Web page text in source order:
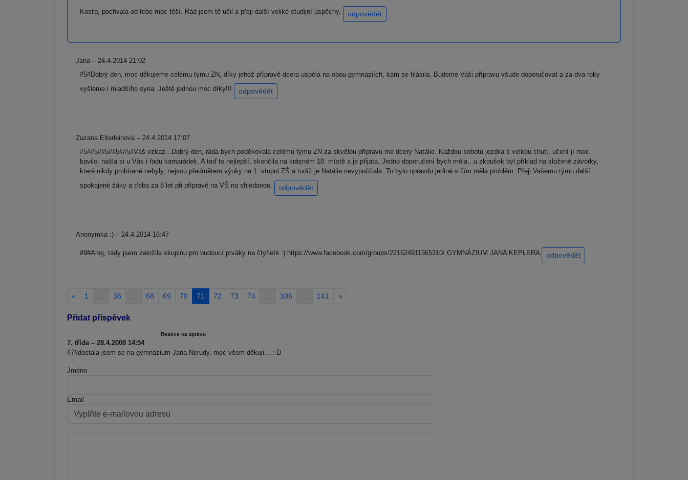
Kosťo, pochvala od tebe moc těší. Rád jsem tě učil a přeji další veliké studijní úspěchy. odpovědět
Jana – 24.4.2014 21:02
#5#Dobrý den, moc děkujeme celému týmu ZN, díky jehož přípravě dcera uspěla na obou gymnáziích, kam se hlásila. Budeme Vaši přípravu všude doporučovat a za dva roky
vyšleme i mladšího syna. Ještě jednou moc díky!!!
odpovědět
Zuzana Elterleinová – 24.4.2014 17:07
#5##5##5##5##5#Váš vzkaz...Dobrý den, ráda bych poděkovala celému týmu ZN za skvělou přípravu mé dcery Natálie. Každou sobotu jezdila s velkou chutí, učení jí moc
bavilo, našla si u Vás i řadu kamarádek. A teď to nejlepší, skončila na krásném 10. místě a je přijata. Jedno doporučení bych měla...u zkoušek byl příklad na složené závorky,
které nikdy probírané nebyly, nejsou předmětem výuky na 1. stupni ZŠ a tudíž je Natálie nevypočítala. To bylo opravdu jediné s čím měla problém. Přeji Vašemu týmu další
spokojené žáky a třeba za 8 let při přípravě na VŠ na shledanou.
odpovědět
Anonymka :) – 24.4.2014 16:47
#9#Ahoj, tady jsem založila skupinu pro budoucí prváky na čtyřleté :) https://www.facebook.com/groups/221624911365310/ GYMNÁZIUM JANA KEPLERA odpovědět
« 1 36 68 69 70 71 72 73 74 106 141 »
Přidat příspěvek
Reakce na zprávu
7. třída – 28.4.2008 14:54
#7#dostala jsem se na gymnázium Jana Nerudy, moc všem děkuji....:-D
Jméno
Email